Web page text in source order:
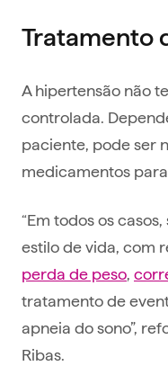
Tratamento
A hipertensão não
controlada.
paciente, pode ser
medicamentos
“Em todos os
estilo de vida, com
perda de peso,
tratamento de
apneia do sono”,
Ribas.